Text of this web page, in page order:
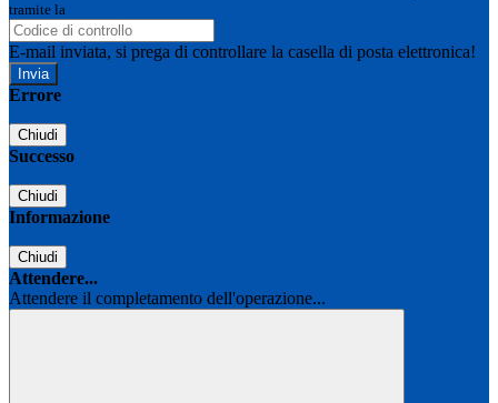
tramite la
E-mail inviata, si prega di controllare la casella di posta elettronica!
Errore
Chiudi
Successo
Chiudi
Informazione
Chiudi
Attendere...
Attendere il completamento dell'operazione...